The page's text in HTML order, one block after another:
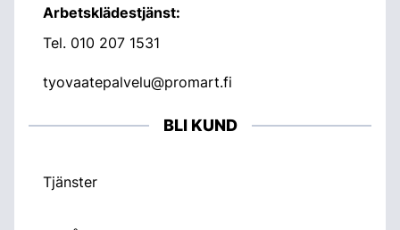
Arbetsklädestjänst:
Tel. 010 207 1531
tyovaatepalvelu@promart.fi
BLI KUND
Tjänster